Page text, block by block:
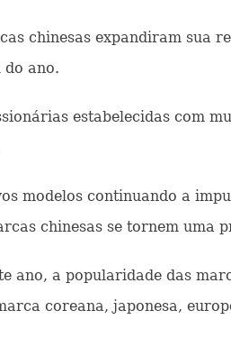
chinesas expandiram sua
do ano.
estabelecidas com
modelos continuando a
chinesas se tornem uma
ano, a popularidade das
coreana, japonesa,